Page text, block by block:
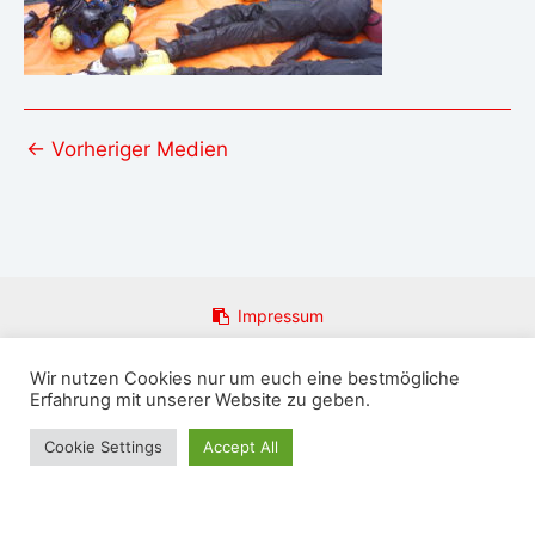
← Vorheriger Medien
Impressum
Login
Email an Admin
Presseanfragen
Wir nutzen Cookies nur um euch eine bestmögliche
Erfahrung mit unserer Website zu geben.
Cookie Settings Accept All